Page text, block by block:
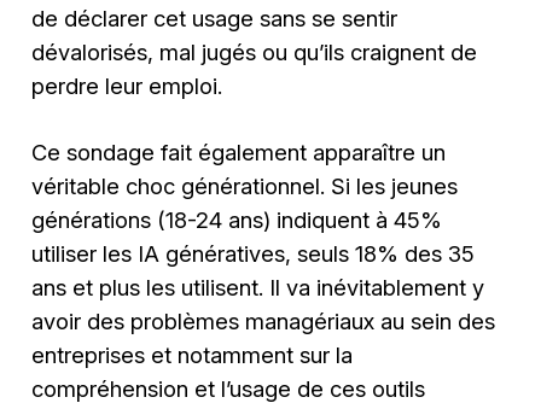
de déclarer cet usage sans se sentir
dévalorisés, mal jugés ou qu’ils craignent de
perdre leur emploi.
Ce sondage fait également apparaître un
véritable choc générationnel. Si les jeunes
générations (18-24 ans) indiquent à 45%
utiliser les IA génératives, seuls 18% des 35
ans et plus les utilisent. Il va inévitablement y
avoir des problèmes managériaux au sein des
entreprises et notamment sur la
compréhension et l’usage de ces outils